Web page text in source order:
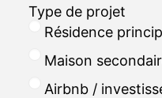
Type de projet
Résidence
Maison
Airbnb /